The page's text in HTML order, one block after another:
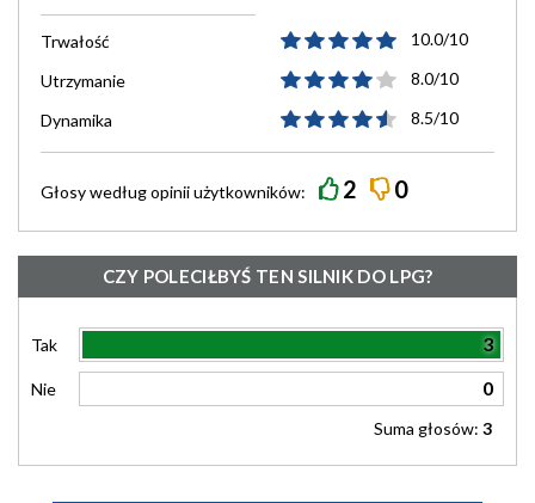
Trwałość 10.0/10
Utrzymanie 8.0/10
Dynamika 8.5/10
Głosy wedługopiniiużytkowników: 2 0
CZY POLECIŁBYŚ TEN SILNIK DO LPG?
Tak 3
Nie 0
Suma głosów: 3